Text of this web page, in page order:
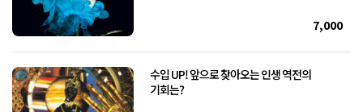
7,000
수입 UP! 앞으로 찾아오는 인생 역전의
기회는?